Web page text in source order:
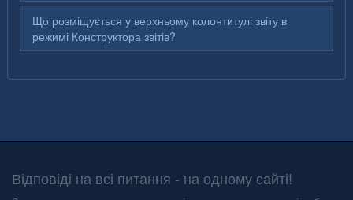
Що розміщується у верхньому колонтитулі звіту в
режимі Конструктора звітів?
Відповіді на всі питання - на одному сайті!